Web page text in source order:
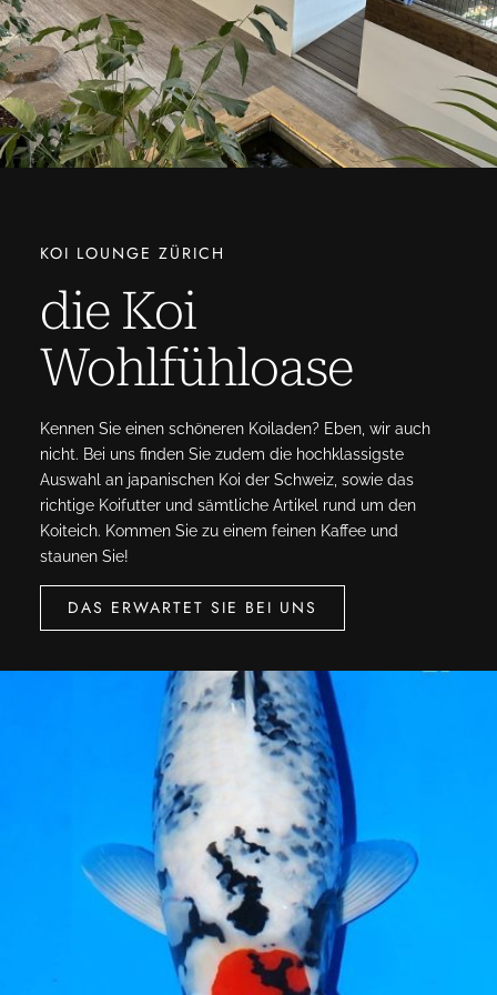
n
M
e
n
g
e
KOI LOUNGE ZÜRICH
die Koi
Wohlfühloase
Kennen Sie einen schöneren Koiladen? Eben, wir auch
nicht. Bei uns finden Sie zudem die hochklassigste
Auswahl an japanischen Koi der Schweiz, sowie das
richtige Koifutter und sämtliche Artikel rund um den
Koiteich. Kommen Sie zu einem feinen Kaffee und
staunen Sie!
DAS ERWARTET SIE BEI UNS